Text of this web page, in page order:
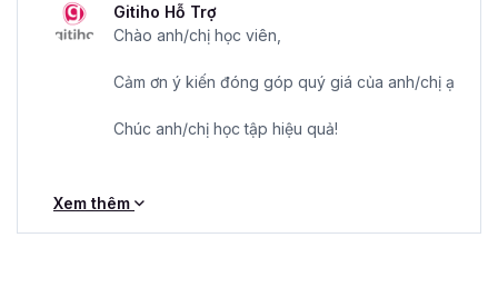
Gitiho Hỗ Trợ
Chào anh/chị học viên,
Cảm ơn ý kiến đóng góp quý giá của anh/chị ạ
Chúc anh/chị học tập hiệu quả!
Xem thêm